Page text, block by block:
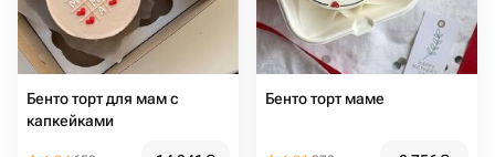
Бенто торт для мам с
капкейками
Бенто торт маме